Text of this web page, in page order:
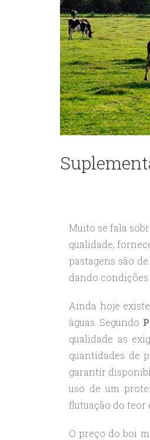
Muito se fala
qualidade,
pastagens são
dando condições
Ainda hoje
águas. Segundo
qualidade as
quantidades de
garantir
uso de um
flutuação do teor
O preço do boi